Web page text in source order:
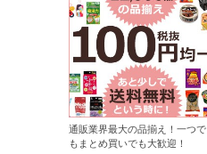
通販業界最大の品揃え！一つで
もまとめ買いでも大歓迎！